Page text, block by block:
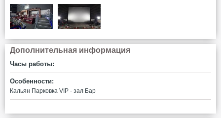
Дополнительная информация
Часы работы:
Особенности:
Кальян Парковка VIP - зал Бар